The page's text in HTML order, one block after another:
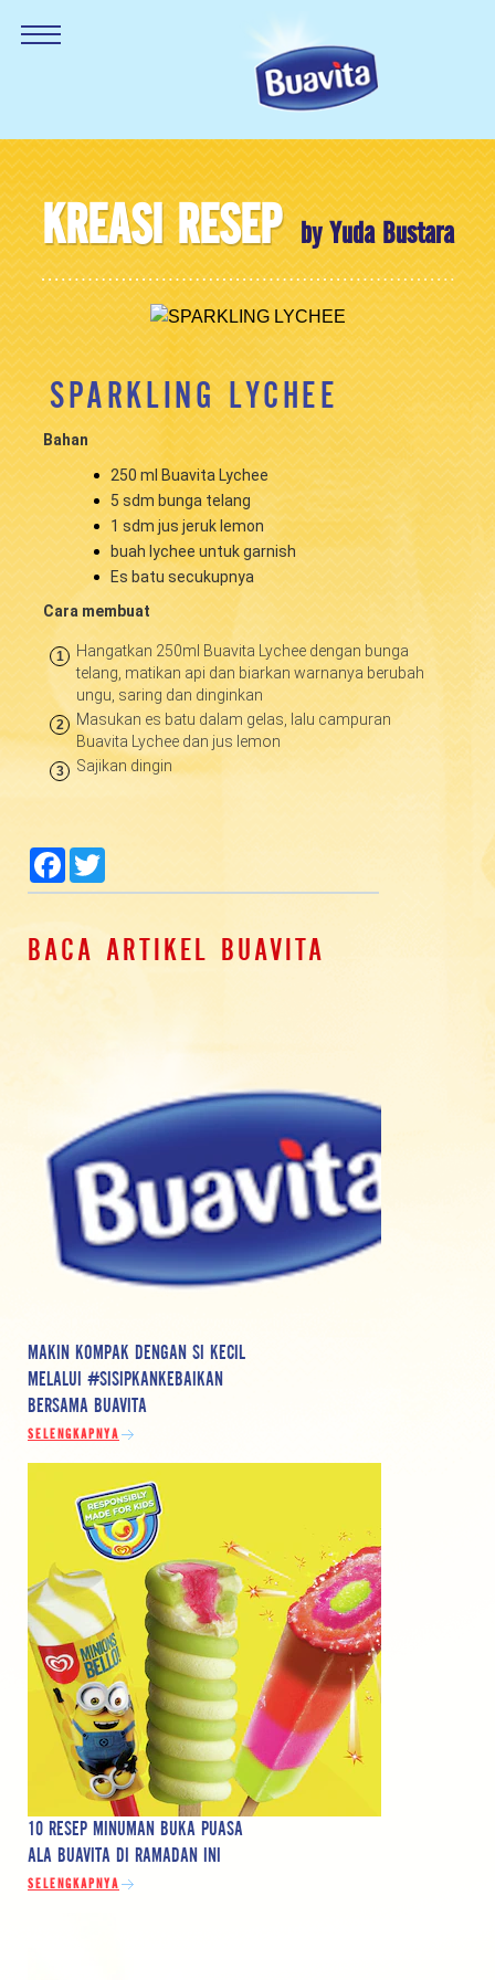
KREASI RESEPby Yuda Bustara
SPARKLING LYCHEE
Bahan
250 ml Buavita Lychee
5 sdm bunga telang
1 sdm jus jeruk lemon
buah lychee untuk garnish
Es batu secukupnya
Cara membuat
1
Hangatkan 250ml Buavita Lychee dengan bunga
telang, matikan api dan biarkan warnanya berubah
ungu, saring dan dinginkan
2
Masukan es batu dalam gelas, lalu campuran
Buavita Lychee dan jus lemon
3 Sajikan dingin
null
Facebook
null null
null
BACA ARTIKEL BUAVITA
MAKIN KOMPAK DENGAN SI KECIL
MELALUI #SISIPKANKEBAIKAN
BERSAMA BUAVITA
DISCOVER MORE ABOUT MAKIN KOMPAK DENGAN SI KECIL MELALUI
SELENGKAPNYA
10 RESEP MINUMAN BUKA PUASA
ALA BUAVITA DI RAMADAN INI
DISCOVER MORE ABOUT 10 RESEP MINUMAN BUKA PUASA ALA BUAVITA DI
SELENGKAPNYA